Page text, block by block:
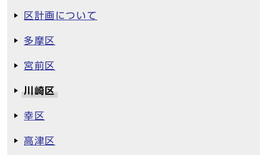
区計画について
多摩区
宮前区
川崎区
幸区
高津区